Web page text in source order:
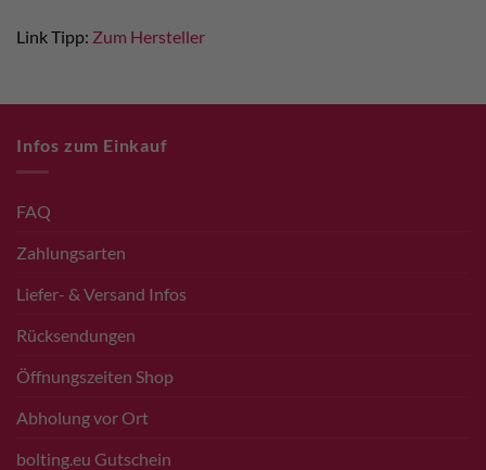
Link Tipp: Zum Hersteller
Infos zum Einkauf
FAQ
Zahlungsarten
Liefer- & Versand Infos
Rücksendungen
Öffnungszeiten Shop
Abholung vor Ort
bolting.eu Gutschein